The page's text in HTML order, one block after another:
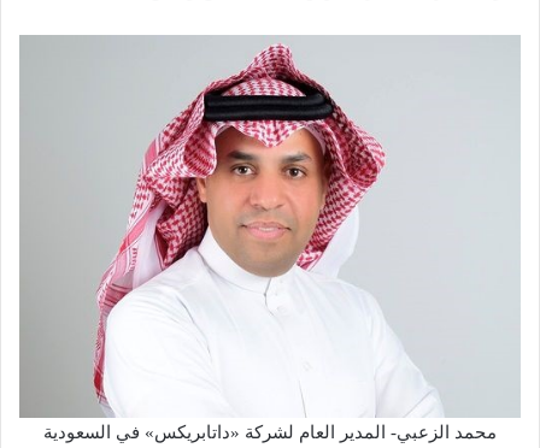
محمد الزعبي- المدير العام لشركة «داتابريكس» في السعودية